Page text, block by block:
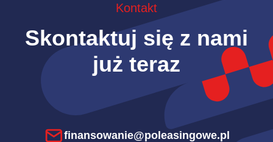
Kontakt
Skontaktuj się z nami
już teraz
finansowanie@poleasingowe.pl